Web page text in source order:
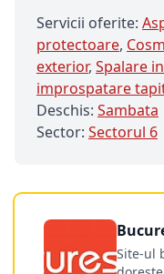
Servicii oferite:
protectoare,
exterior, Spalare
improspatare
Deschis: Sambata
Sector: Sectorul 6
Site-ul